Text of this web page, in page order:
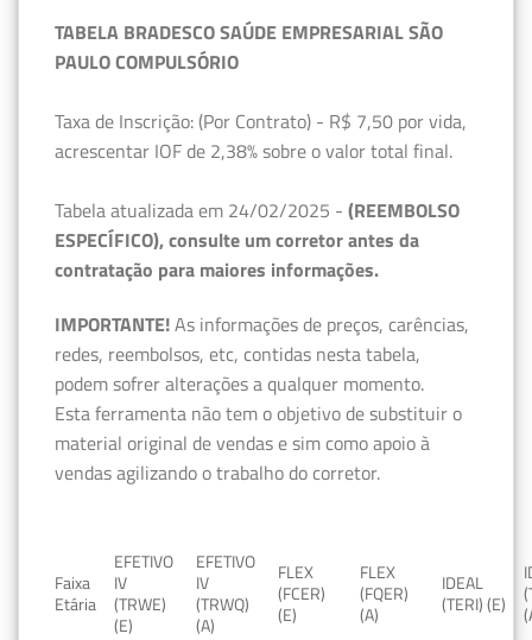
TABELA BRADESCO SAÚDE EMPRESARIAL SÃO
PAULO COMPULSÓRIO
Taxa de Inscrição: (Por Contrato) - R$ 7,50 por vida,
acrescentar IOF de 2,38% sobre o valor total final.
Tabela atualizada em 24/02/2025 - (REEMBOLSO
ESPECÍFICO), consulte um corretor antes da
contratação para maiores informações.
IMPORTANTE!As informações de preços, carências,
redes, reembolsos, etc, contidas nesta tabela,
podem sofrer alterações a qualquer momento.
Esta ferramenta não tem o objetivo de substituir o
material original de vendas e sim como apoio à
vendas agilizando o trabalho do corretor.
Faixa
Etária
EFETIVO
IV
(TRWE)
(E)
EFETIVO
IV
(TRWQ)
(A)
FLEX
(FCER)
(E)
FLEX
(FQER)
(A)
IDEAL
(TERI) (E)